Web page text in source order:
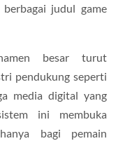
judul game
besar turut
pendukung seperti
media digital yang
ini membuka
bagi pemain